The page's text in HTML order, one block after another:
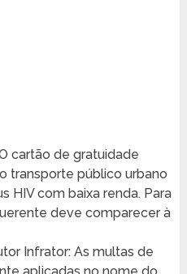
cartão de gratuidade
transporte público urbano
HIV com baixa renda. Para
deve comparecer à
Infrator: As multas de